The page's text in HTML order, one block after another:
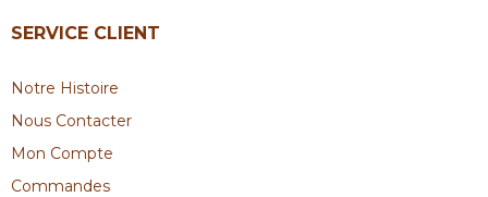
SERVICE CLIENT
Notre Histoire
Nous Contacter
Mon Compte
Commandes